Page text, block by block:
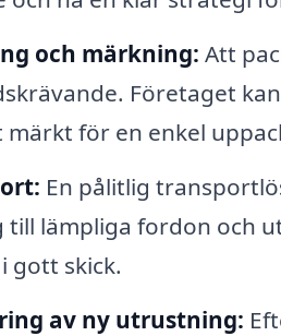
och märkning: Att
Företaget
för en enkel
En pålitlig
till lämpliga fordon och
gott skick.
av ny utrustning: